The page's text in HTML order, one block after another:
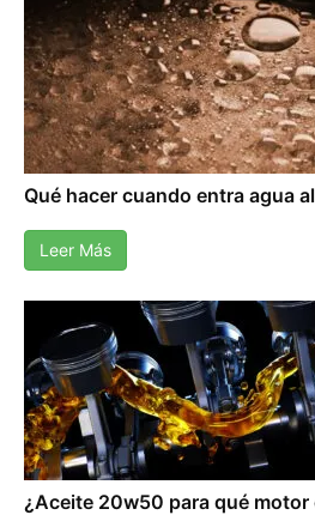
Qué hacer cuando entra agua
Leer Más
¿Aceite 20w50 para qué motor